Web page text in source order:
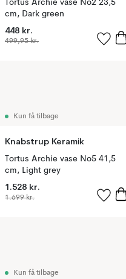
Tortus Archie vase No2 23,5
cm, Dark green
448 kr.
499,95 kr.
Kun få tilbage
Knabstrup Keramik
Tortus Archie vase No5 41,5
cm, Light grey
1.528 kr.
1.699 kr.
Kun få tilbage